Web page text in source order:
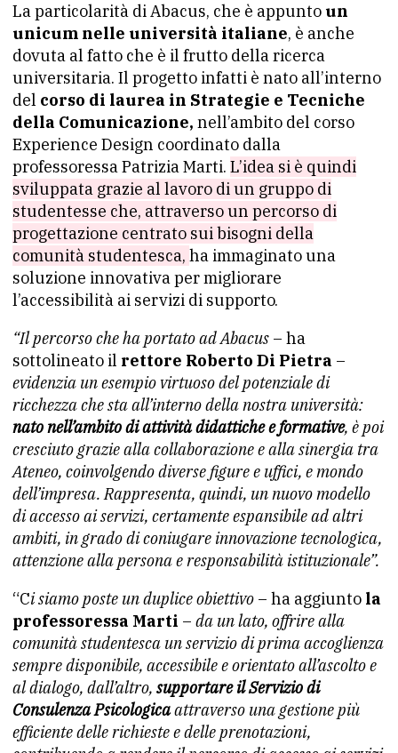
La particolarità di Abacus, che è appunto un
unicum nelle università italiane, è anche
dovuta al fatto che è il frutto della ricerca
universitaria. Il progetto infatti è nato all’interno
del corso di laurea in Strategie e Tecniche
della Comunicazione, nell’ambito del corso
Experience Design coordinato dalla
professoressa Patrizia Marti. L’idea si è quindi
sviluppata grazie al lavoro di un gruppo di
studentesse che, attraverso un percorso di
progettazione centrato sui bisogni della
comunità studentesca, ha immaginato una
soluzione innovativa per migliorare
l’accessibilità ai servizi di supporto.
“Il percorso che ha portato ad Abacus – ha
sottolineato il rettore Roberto Di Pietra –
evidenzia un esempio virtuoso del potenziale di
ricchezza che sta all’interno della nostra università:
nato nell’ambito di attività didattiche e formative, è poi
cresciuto grazie alla collaborazione e alla sinergia tra
Ateneo, coinvolgendo diverse figure e uffici, e mondo
dell’impresa. Rappresenta, quindi, un nuovo modello
di accesso ai servizi, certamente espansibile ad altri
ambiti, in grado di coniugare innovazione tecnologica,
attenzione alla persona e responsabilità istituzionale”.
“Ci siamo poste un duplice obiettivo – ha aggiunto la
professoressa Marti – da un lato, offrire alla
comunità studentesca un servizio di prima accoglienza
sempre disponibile, accessibile e orientato all’ascolto e
al dialogo, dall’altro, supportare il Servizio di
Consulenza Psicologicaattraverso una gestione più
efficiente delle richieste e delle prenotazioni,